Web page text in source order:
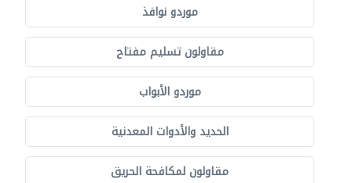
موردو نوافذ
مقاولون تسليم مفتاح
موردو الأبواب
الحديد والأدوات المعدنية
مقاولون لمكافحة الحريق